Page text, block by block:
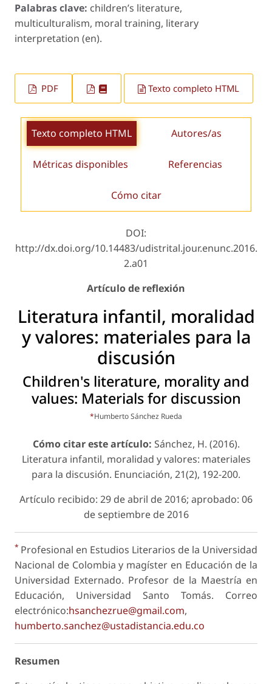
Palabras clave: children’s literature,
multiculturalism, moral training, literary
interpretation (en).
PDF Texto completo HTML
Texto completo HTML Autores/as
Métricas disponibles Referencias
Cómo citar
DOI:
http://dx.doi.org/10.14483/udistrital.jour.enunc.2016.
2.a01
Artículo de reflexión
Literatura infantil, moralidad
y valores: materiales para la
discusión
Children's literature, morality and
values: Materials for discussion
*Humberto Sánchez Rueda
Cómo citar este artículo: Sánchez, H. (2016).
Literatura infantil, moralidad y valores: materiales
para la discusión. Enunciación, 21(2), 192-200.
Artículo recibido: 29 de abril de 2016; aprobado: 06
de septiembre de 2016
* Profesional en Estudios Literarios de la Universidad
Nacional de Colombia y magíster en Educación de la
Universidad Externado. Profesor de la Maestría en
Educación, Universidad Santo Tomás. Correo
electrónico:hsanchezrue@gmail.com,
humberto.sanchez@ustadistancia.edu.co
Resumen